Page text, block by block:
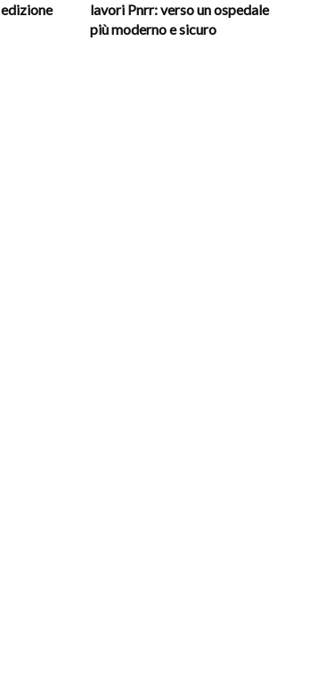
lavori Pnrr: verso un ospedale
più moderno e sicuro